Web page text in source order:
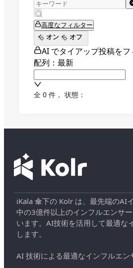
高度なフィルター
オン
オフ
AI でタイアップ投稿を
配列：最新
全 0 件 ， 状態：
iKala 傘下の Kolr は、最先端のAI
中の3億件以上のインフルエンサ
います。AI技術を活用して最適な
します。
AI 技術による最適なインフルエ